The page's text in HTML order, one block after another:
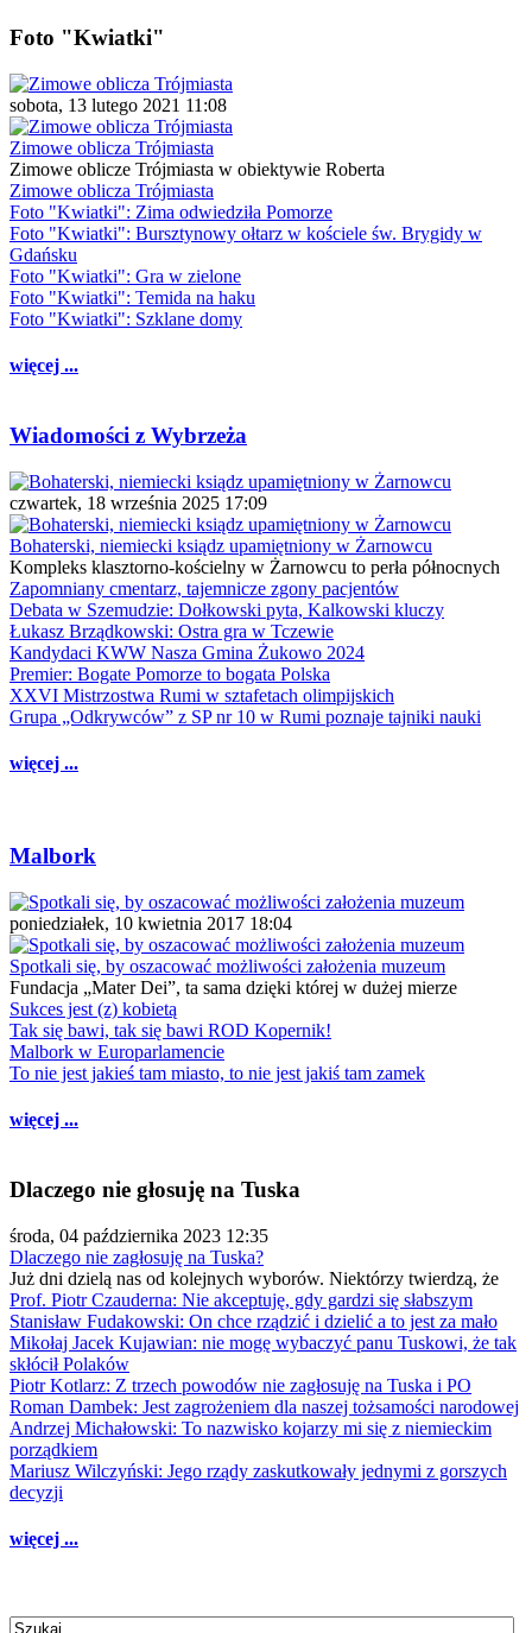
Foto "Kwiatki"
sobota, 13 lutego 2021 11:08
Zimowe oblicza Trójmiasta
Zimowe oblicze Trójmiasta w obiektywie Roberta
Zimowe oblicza Trójmiasta
Foto "Kwiatki": Zima odwiedziła Pomorze
Foto "Kwiatki": Bursztynowy ołtarz w kościele św. Brygidy w
Gdańsku
Foto "Kwiatki": Gra w zielone
Foto "Kwiatki": Temida na haku
Foto "Kwiatki": Szklane domy
więcej ...
Wiadomości z Wybrzeża
czwartek, 18 września 2025 17:09
Bohaterski, niemiecki ksiądz upamiętniony w Żarnowcu
Kompleks klasztorno-kościelny w Żarnowcu to perła północnych
Zapomniany cmentarz, tajemnicze zgony pacjentów
Debata w Szemudzie: Dołkowski pyta, Kalkowski kluczy
Łukasz Brządkowski: Ostra gra w Tczewie
Kandydaci KWW Nasza Gmina Żukowo 2024
Premier: Bogate Pomorze to bogata Polska
XXVI Mistrzostwa Rumi w sztafetach olimpijskich
Grupa „Odkrywców” z SP nr 10 w Rumi poznaje tajniki nauki
więcej ...
Malbork
poniedziałek, 10 kwietnia 2017 18:04
Spotkali się, by oszacować możliwości założenia muzeum
Fundacja „Mater Dei”, ta sama dzięki której w dużej mierze
Sukces jest (z) kobietą
Tak się bawi, tak się bawi ROD Kopernik!
Malbork w Europarlamencie
To nie jest jakieś tam miasto, to nie jest jakiś tam zamek
więcej ...
Dlaczego nie głosuję na Tuska
środa, 04 października 2023 12:35
Dlaczego nie zagłosuję na Tuska?
Już dni dzielą nas od kolejnych wyborów. Niektórzy twierdzą, że
Prof. Piotr Czauderna: Nie akceptuję, gdy gardzi się słabszym
Stanisław Fudakowski: On chce rządzić i dzielić a to jest za mało
Mikołaj Jacek Kujawian: nie mogę wybaczyć panu Tuskowi, że tak
skłócił Polaków
Piotr Kotlarz: Z trzech powodów nie zagłosuję na Tuska i PO
Roman Dambek: Jest zagrożeniem dla naszej tożsamości narodowej
Andrzej Michałowski: To nazwisko kojarzy mi się z niemieckim
porządkiem
Mariusz Wilczyński: Jego rządy zaskutkowały jednymi z gorszych
decyzji
więcej ...